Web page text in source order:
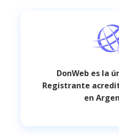
DonWeb es la
Registrante
en